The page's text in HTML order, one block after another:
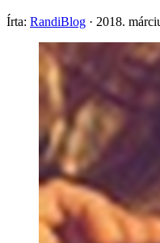
Írta: RandiBlog · 2018.